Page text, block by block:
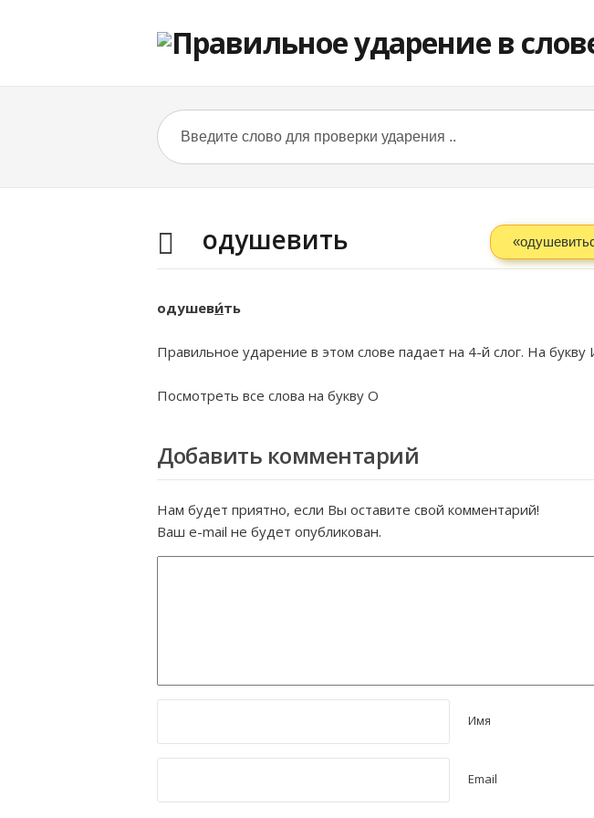
одушевить
одушеви́ть
Правильное ударение в этом слове падает на 4-й слог. На букву
Посмотреть все слова на букву О
Добавить комментарий
Нам будет приятно, если Вы оставите свой комментарий!
Ваш e-mail не будет опубликован.
Имя
Email